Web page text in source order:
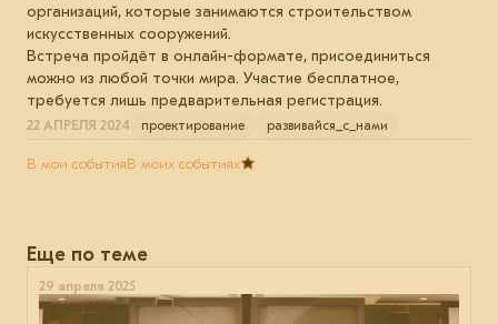
организаций, которые занимаются строительством
искусственных сооружений.
Встреча пройдёт в онлайн-формате, присоединиться
можно из любой точки мира. Участие бесплатное,
требуется лишь предварительная регистрация.
22 АПРЕЛЯ 2024 проектирование развивайся_с_нами
В мои событияВ моих событиях
Еще по теме
29 апреля 2025